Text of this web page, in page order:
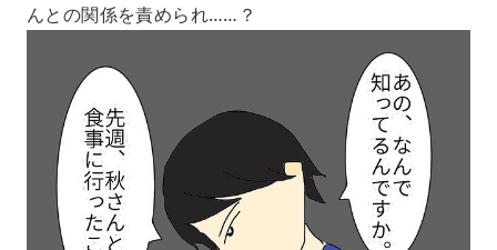
んとの関係を責められ……？